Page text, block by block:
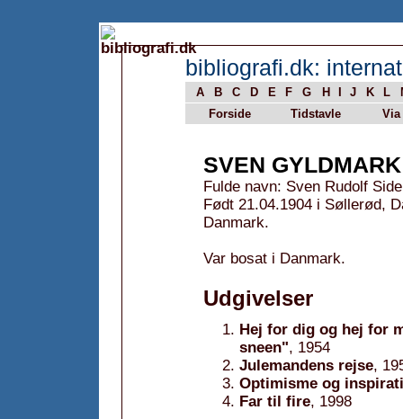
bibliografi.dk:
A B C D E F G H J K L
Forside
Tidstavle Via
SVEN GYLDMARK
Fulde navn: Sven Rudolf
Født 21.04.1904 i Søllerød,
Danmark.
Var bosat i Danmark.
Udgivelser
Hej for dig og hej for
sneen", 1954
Julemandens rejse,
Optimisme og
Far til fire, 1998